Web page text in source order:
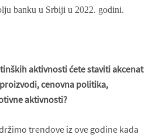
banku u Srbiji u 2022. godini.
aktivnosti ćete staviti akcenat
cenovna politika,
aktivnosti?
trendove iz ove godine kada